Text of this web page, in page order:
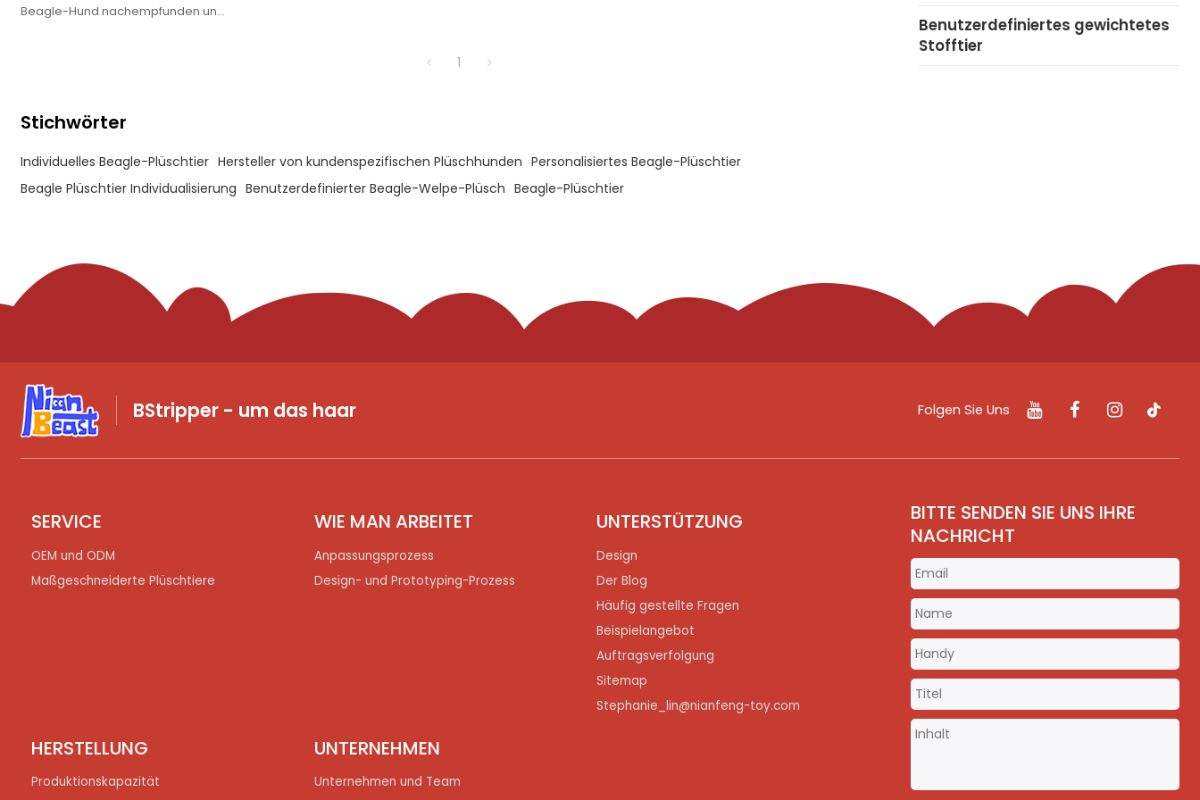
Beagle-Hund nachempfunden und
1
Stichwörter
Individuelles Beagle-Plüschtier Hersteller von kundenspezifischen Plüschhunden Personalisiertes Beagle-Plüschtier
Beagle Plüschtier Individualisierung Benutzerdefinierter Beagle-Welpe-Plüsch Beagle-Plüschtier
Benutzerdefiniertes gewichtetes
Stofftier
BStripper - um das haar Folgen Sie Uns
SERVICE
OEM und ODM
Maßgeschneiderte Plüschtiere
WIE MAN ARBEITET
Anpassungsprozess
Design- und Prototyping-Prozess
UNTERSTÜTZUNG
Design
Der Blog
Häufig gestellte Fragen
Beispielangebot
Auftragsverfolgung
Sitemap
Stephanie_lin@nianfeng-toy.com
HERSTELLUNG
Produktionskapazität
UNTERNEHMEN
Unternehmen und Team
BITTE SENDEN SIE UNS IHRE
NACHRICHT